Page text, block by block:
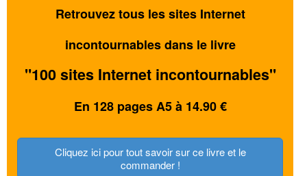
Retrouvez tous les sites Internet
incontournables dans le livre
"100 sites Internet incontournables"
En 128 pages A5 à 14.90 €
Cliquez ici pour tout savoir sur ce livre et le
commander !